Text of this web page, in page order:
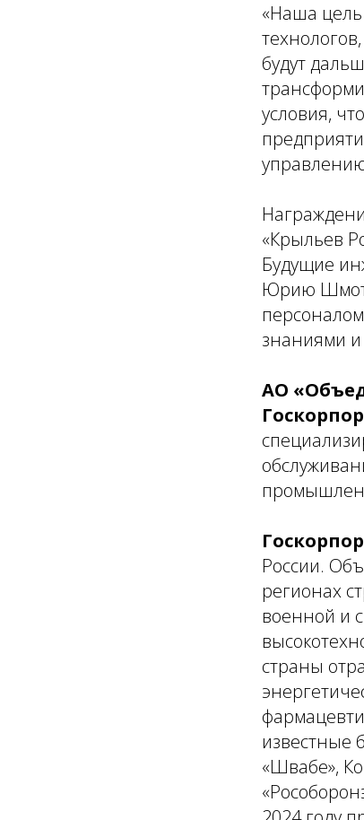
«Наша цель
будут
условия,
«Крыльев
Будущие
Юрию
знаниями
АО
России.
регионах
военной и
страны
известные
«Швабе»,